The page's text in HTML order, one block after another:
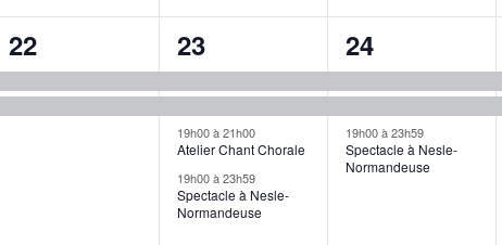
2
évènements,
22
4
évènements,
23
19h00à21h00
Atelier Chant Chorale
19h00à23h59
Spectacle à Nesle-
Normandeuse
3
évènements,
24
19h00à23h59
Spectacle à Nesle-
Normandeuse